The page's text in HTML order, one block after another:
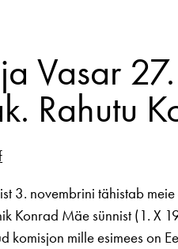
Vasar
Rahutu
3. novembrini tähistab
Konrad Mäe sünnist (1. X
komisjon mille esimees on